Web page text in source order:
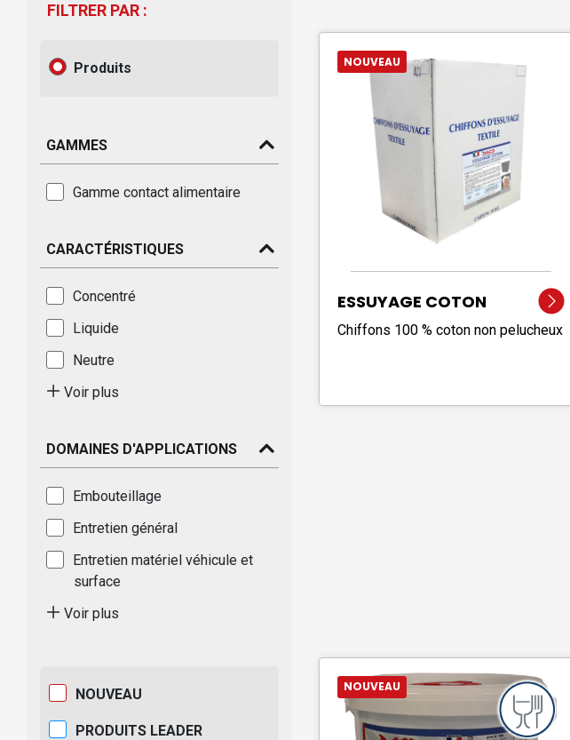
FILTRER PAR :
Produits
GAMMES
Gamme contact alimentaire
CARACTÉRISTIQUES
Concentré
Liquide
Neutre
Voir plus
DOMAINES D'APPLICATIONS
Embouteillage
Entretien général
Entretien matériel véhicule et
surface
Voir plus
NOUVEAU
PRODUITS LEADER
NOUVEAU
ESSUYAGE COTON
Chiffons 100 % coton non pelucheux
NOUVEAU